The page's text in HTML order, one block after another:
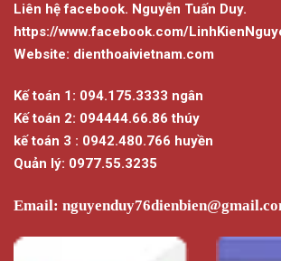
Liên hệ facebook. Nguyễn Tuấn Duy.
https://www.facebook.com/
Website: dienthoaivietnam.com
Kế toán 1: 094.175.3333 ngân
Kế toán 2: 094444.66.86 thúy
kế toán 3 : 0942.480.766 huyền
Quản lý: 0977.55.3235
Email: